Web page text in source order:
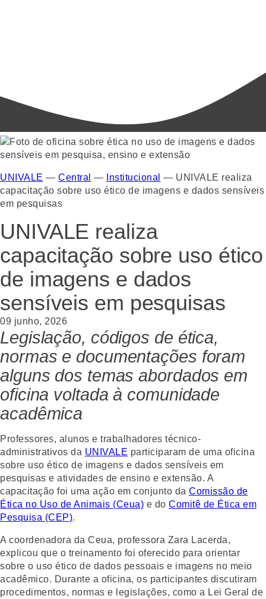
UNIVALE — Central — Institucional — UNIVALE realiza
capacitação sobre uso ético de imagens e dados sensíveis
em pesquisas
UNIVALE realiza
capacitação sobre uso ético
de imagens e dados
sensíveis em pesquisas
09 junho, 2026
Legislação, códigos de ética,
normas e documentações foram
alguns dos temas abordados em
oficina voltada à comunidade
acadêmica
Professores, alunos e trabalhadores técnico-
administrativos da UNIVALE participaram de uma oficina
sobre uso ético de imagens e dados sensíveis em
pesquisas e atividades de ensino e extensão. A
capacitação foi uma ação em conjunto da Comissão de
Ética no Uso de Animais (Ceua) e do Comitê de Ética em
Pesquisa (CEP).
A coordenadora da Ceua, professora Zara Lacerda,
explicou que o treinamento foi oferecido para orientar
sobre o uso ético de dados pessoais e imagens no meio
acadêmico. Durante a oficina, os participantes discutiram
procedimentos, normas e legislações, como a Lei Geral de